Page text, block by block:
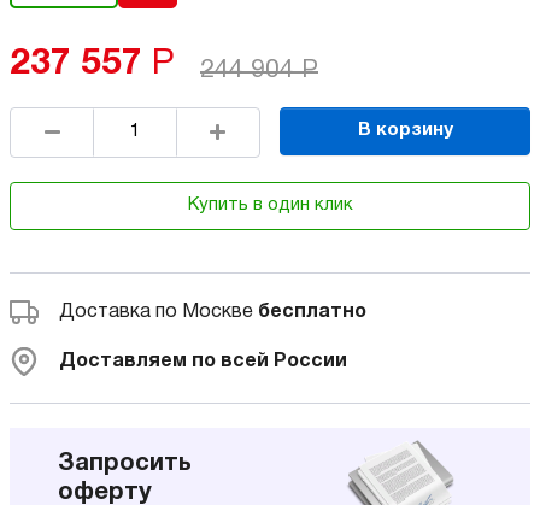
237 557 Р 244 904 Р
В корзину
Купить в один клик
Доставка по Москве бесплатно
Доставляем по всей России
Запросить
оферту